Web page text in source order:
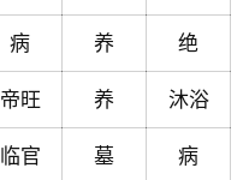
病 养 绝
帝旺 养 沐浴
临官 墓 病